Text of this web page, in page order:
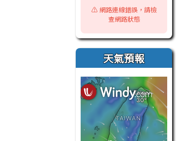
⚠️ 網路連線錯誤，請檢
查網路狀態
天氣預報